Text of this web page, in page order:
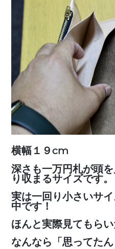
横幅１９cm
深さも一万円札が頭
り収まるサイズです。
実は一回り小さいサ
中です！
ほんと実際見てもらい
なんなら「思ってたん